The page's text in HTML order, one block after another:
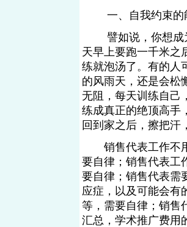
一、自我约束的
譬如说，你想成为
天早上要跑一千米之
练就泡汤了。有的人
的风雨天，还是会松
无阻，每天训练自己
练成真正的绝顶高手
回到家之后，擦把汗
销售代表工作不用
要自律；销售代表工
要自律；销售代表需
应症，以及可能会有
等，需要自律；销售
汇总，学术推广费用